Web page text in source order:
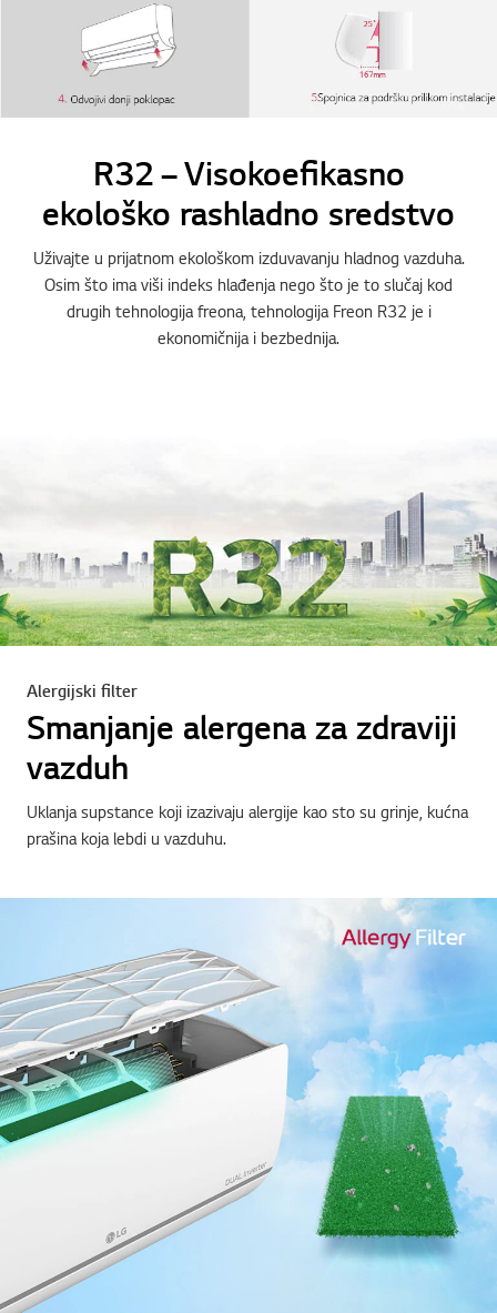
R32 – Visokoefikasno
ekološko rashladno sredstvo
Uživajte u prijatnom ekološkom izduvavanju hladnog vazduha.
Osim što ima viši indeks hlađenja nego što je to slučaj kod
drugih tehnologija freona, tehnologija Freon R32 je i
ekonomičnija i bezbednija.
Alergijski filter
Smanjanje alergena za zdraviji
vazduh
Uklanja supstance koji izazivaju alergije kao sto su grinje, kućna
prašina koja lebdi u vazduhu.